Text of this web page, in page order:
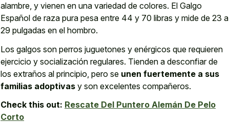
alambre, y vienen en una variedad de colores. El Galgo
Español de raza pura pesa entre 44 y 70 libras y mide de 23 a
29 pulgadas en el hombro.
Los galgos son perros juguetones y enérgicos que requieren
ejercicio y socialización regulares. Tienden a desconfiar de
los extraños al principio, pero se unen fuertemente a sus
familias adoptivas y son excelentes compañeros.
Check this out: Rescate Del Puntero Alemán De Pelo
Corto